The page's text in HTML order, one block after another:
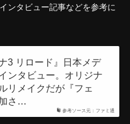
ンタビュー記事などを参考に
参考ソース元：ファミ通
3 リロード』日本メデ
ンタビュー。オリジナ
リメイクだが『フェ
さ…